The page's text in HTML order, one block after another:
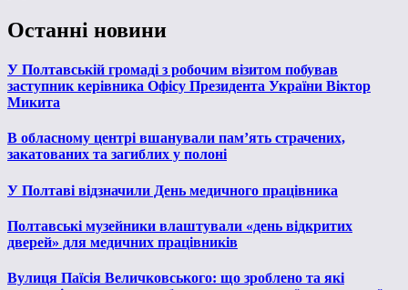
Останні новини
У Полтавській громаді з робочим візитом побував
заступник керівника Офісу Президента України Віктор
Микита
В обласному центрі вшанували пам’ять страчених,
закатованих та загиблих у полоні
У Полтаві відзначили День медичного працівника
Полтавські музейники влаштували «день відкритих
дверей» для медичних працівників
Вулиця Паїсія Величковського: що зроблено та які